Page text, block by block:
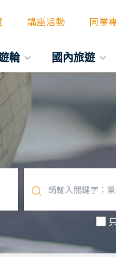
講座活動 同業
輪 國內旅遊